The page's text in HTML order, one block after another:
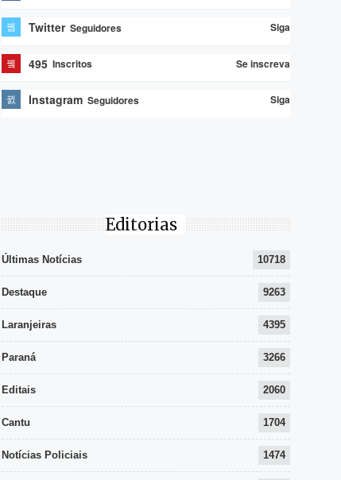
Twitter Seguidores Siga
495 Inscritos Se inscreva
Instagram Seguidores Siga
Editorias
Últimas Notícias 10718
Destaque 9263
Laranjeiras 4395
Paraná 3266
Editais 2060
Cantu 1704
Notícias Policiais 1474